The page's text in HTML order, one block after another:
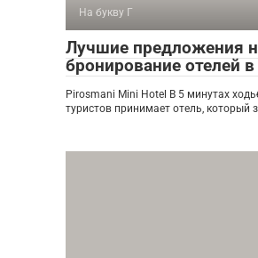
На букву Г
Лучшие предложения
бронирование отелей
Pirosmani Mini Hotel В 5 минутах
туристов принимает отель, который